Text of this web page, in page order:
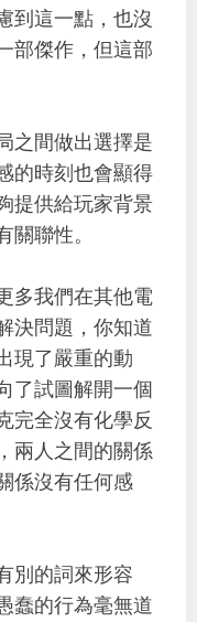
到這一點，也沒
部傑作，但這部
之間做出選擇是
的時刻也會顯得
提供給玩家背景
關聯性。
多我們在其他電
決問題，你知道
現了嚴重的動
了試圖解開一個
完全沒有化學反
兩人之間的關係
係沒有任何感
別的詞來形容
蠢的行為毫無道